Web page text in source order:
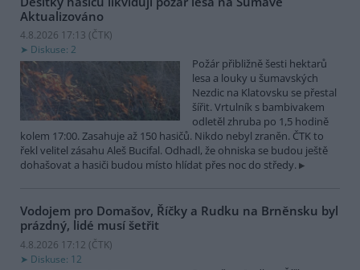
Aktualizováno
4.8.2026 17:13 (ČTK)
Diskuse: 2
Požár přibližně šesti hektarů
lesa a louky u šumavských
Nezdic na Klatovsku se přestal
šířit. Vrtulník s bambivakem
odletěl zhruba po 1,5 hodině
kolem 17:00. Zasahuje až 150 hasičů. Nikdo nebyl zraněn. ČTK to
řekl velitel zásahu Aleš Bucifal. Odhadl, že ohniska se budou ještě
dohašovat a hasiči budou místo hlídat přes noc do středy.
Vodojem pro Domašov, Říčky a Rudku na Brněnsku byl
prázdný, lidé musí šetřit
4.8.2026 17:12 (ČTK)
Diskuse: 12